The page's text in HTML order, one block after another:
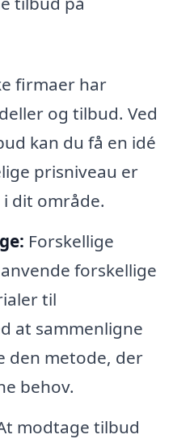
firmaer har
og tilbud. Ved
kan du få en idé
prisniveau er
dit område.
Forskellige
forskellige
til
at sammenligne
den metode, der
behov.
modtage tilbud